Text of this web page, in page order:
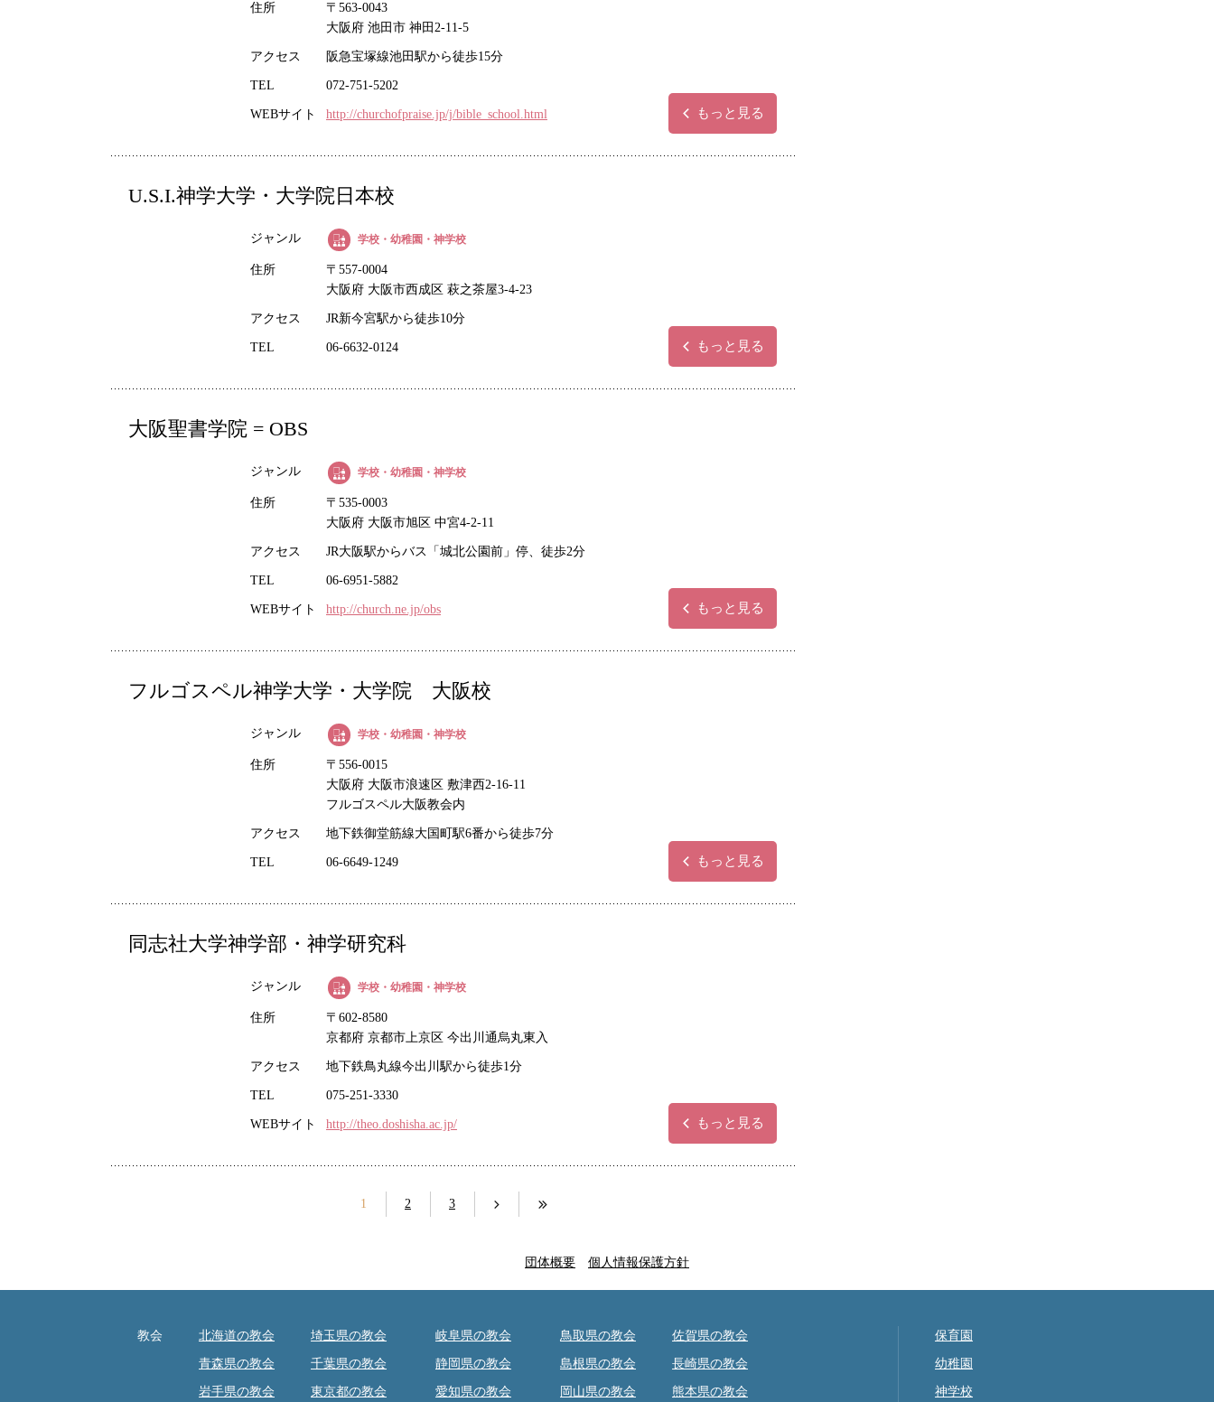
住所
〒563-0043
大阪府 池田市 神田2-11-5
アクセス 阪急宝塚線池田駅から徒歩15分
TEL 072-751-5202
WEBサイト http://churchofpraise.jp/j/bible_school.html もっと見る
U.S.I.神学大学・大学院日本校
ジャンル 学校・幼稚園・神学校
住所
〒557-0004
大阪府 大阪市西成区 萩之茶屋3-4-23
アクセス JR新今宮駅から徒歩10分
TEL 06-6632-0124 もっと見る
大阪聖書学院 = OBS
ジャンル 学校・幼稚園・神学校
住所
〒535-0003
大阪府 大阪市旭区 中宮4-2-11
アクセス JR大阪駅からバス「城北公園前」停、徒歩2分
TEL 06-6951-5882
WEBサイト http://church.ne.jp/obs もっと見る
フルゴスペル神学大学・大学院 大阪校
ジャンル 学校・幼稚園・神学校
住所
〒556-0015
大阪府 大阪市浪速区 敷津西2-16-11
フルゴスペル大阪教会内
アクセス 地下鉄御堂筋線大国町駅6番から徒歩7分
TEL 06-6649-1249 もっと見る
同志社大学神学部・神学研究科
ジャンル 学校・幼稚園・神学校
住所
〒602-8580
京都府 京都市上京区 今出川通烏丸東入
アクセス 地下鉄鳥丸線今出川駅から徒歩1分
TEL 075-251-3330
WEBサイト http://theo.doshisha.ac.jp/ もっと見る
1 2 3
団体概要 個人情報保護方針
教会 北海道の教会
青森県の教会
岩手県の教会
埼玉県の教会
千葉県の教会
東京都の教会
岐阜県の教会
静岡県の教会
愛知県の教会
鳥取県の教会
島根県の教会
岡山県の教会
佐賀県の教会
長崎県の教会
熊本県の教会
保育園
幼稚園
神学校